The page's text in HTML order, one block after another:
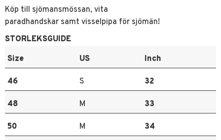
Köp till sjömansmössan, vita
paradhandskar samt visselpipa för sjömän!
STORLEKSGUIDE
Size
US Inch
46 S 32
48 M 33
50 M 34